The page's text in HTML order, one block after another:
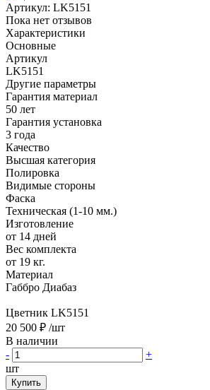
Артикул: LK5151
Пока нет отзывов
Характеристики
Основные
Артикул
LK5151
Другие параметры
Гарантия материал
50 лет
Гарантия установка
3 года
Качество
Высшая категория
Полировка
Видимые стороны
Фаска
Техническая (1-10 мм.)
Изготовление
от 14 дней
Вес комплекта
от 19 кг.
Материал
Габбро Диабаз
Цветник LK5151
20 500 ₽ /шт
В наличии
-
+
шт
Купить